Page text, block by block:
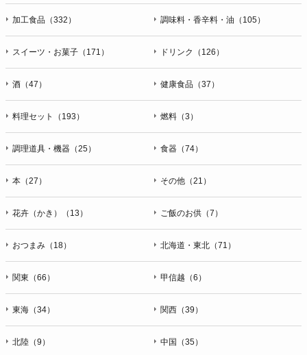
加工食品（332） 調味料・香辛料・油（105）
スイーツ・お菓子（171） ドリンク（126）
酒（47） 健康食品（37）
料理セット（193） 燃料（3）
調理道具・機器（25） 食器（74）
本（27） その他（21）
花卉（かき）（13） ご飯のお供（7）
おつまみ（18） 北海道・東北（71）
関東（66） 甲信越（6）
東海（34） 関西（39）
北陸（9） 中国（35）